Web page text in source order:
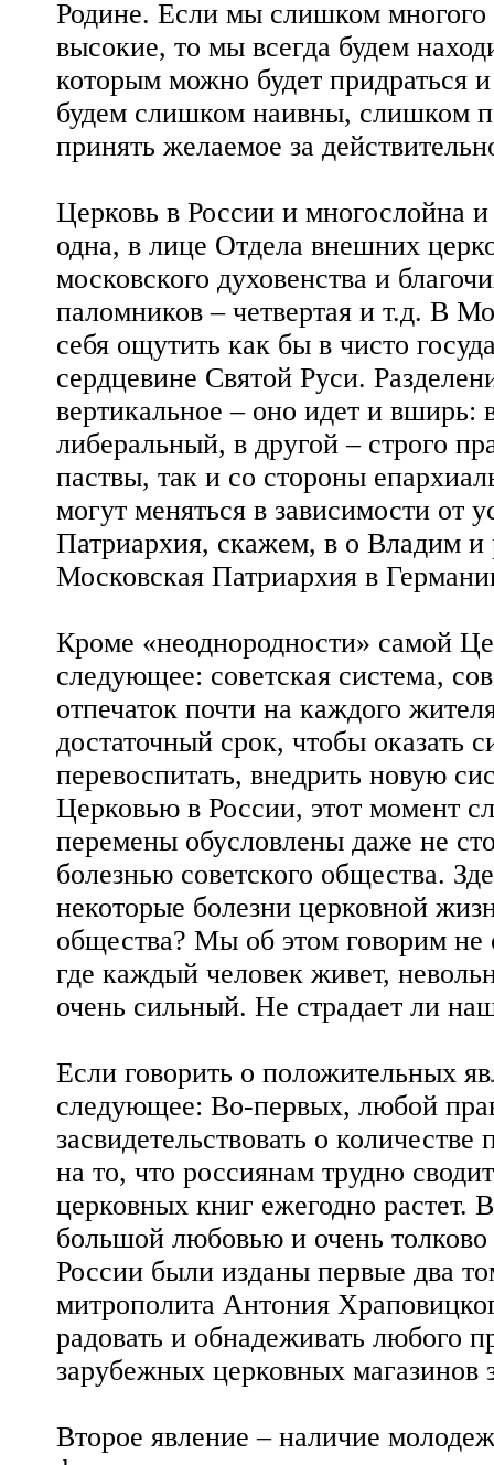
Родине. Если мы слишком
высокие, то мы всегда будем
которым можно будет придраться
будем слишком наивны, слишком
принять желаемое за
Церковь в России и
одна, в лице Отдела внешних
московского духовенства и
паломников – четвертая и т.д. В
себя ощутить как бы в чисто
сердцевине Святой Руси.
вертикальное – оно идет и вширь:
либеральный, в другой – строго
паствы, так и со стороны
могут меняться в зависимости от
Патриархия, скажем, в о Владим и
Московская Патриархия в
Кроме «неоднородности» самой
следующее: советская система,
отпечаток почти на каждого
достаточный срок, чтобы оказать
перевоспитать, внедрить новую
Церковью в России, этот момент
перемены обусловлены даже не
болезнью советского общества.
некоторые болезни церковной
общества? Мы об этом говорим
где каждый человек живет,
очень сильный. Не страдает ли
Если говорить о положительных
следующее: Во-первых, любой
засвидетельствовать о
на то, что россиянам трудно
церковных книг ежегодно растет.
большой любовью и очень
России были изданы первые два
митрополита Антония
радовать и обнадеживать любого
зарубежных церковных
Второе явление – наличие